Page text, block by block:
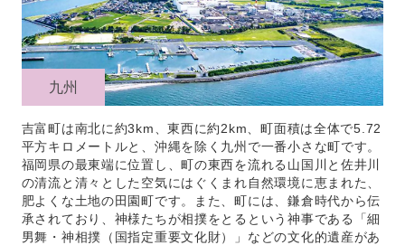
九州
吉富町は南北に約3km、東西に約2km、町面積は全体で5.72
平方キロメートルと、沖縄を除く九州で一番小さな町です。
福岡県の最東端に位置し、町の東西を流れる山国川と佐井川
の清流と清々とした空気にはぐくまれ自然環境に恵まれた、
肥よくな土地の田園町です。また、町には、鎌倉時代から伝
承されており、神様たちが相撲をとるという神事である「細
男舞・神相撲（国指定重要文化財）」などの文化的遺産があ